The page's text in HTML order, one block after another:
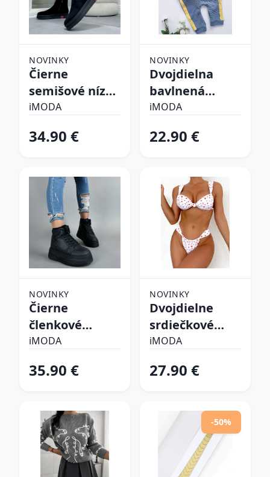
NOVINKY
Čierne
semišové nízke
čižmy
iMODA
34.90 €
NOVINKY
Dvojdielna
bavlnená
súprava
iMODA
22.90 €
NOVINKY
Čierne
členkové
zateplené
iMODA
35.90 €
NOVINKY
Dvojdielne
srdiečkové
plavky
iMODA
27.90 €
-50%